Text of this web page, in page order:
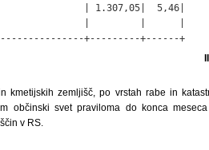
| 1.307,05|  5,46|
+---------+------+
kmetijskih zemljišč, po vrstah rabe in
občinski svet praviloma do konca
v RS.